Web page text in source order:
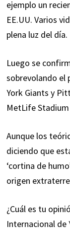
ejemplo un
EE.UU. Varios
plena luz del día.
Luego se
sobrevolando el
York Giants y
MetLife
Aunque los
diciendo que
‘cortina de
origen
¿Cuál es tu
Internacional de